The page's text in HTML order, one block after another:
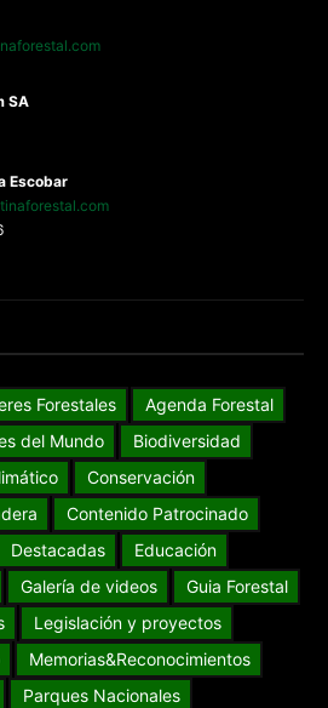
SA
Escobar
Forestales
Agenda Forestal
del Mundo
Biodiversidad
Conservación
Contenido Patrocinado
Destacadas
Educación
Galería de videos
Guia Forestal
Legislación y proyectos
Memorias&Reconocimientos
Parques Nacionales